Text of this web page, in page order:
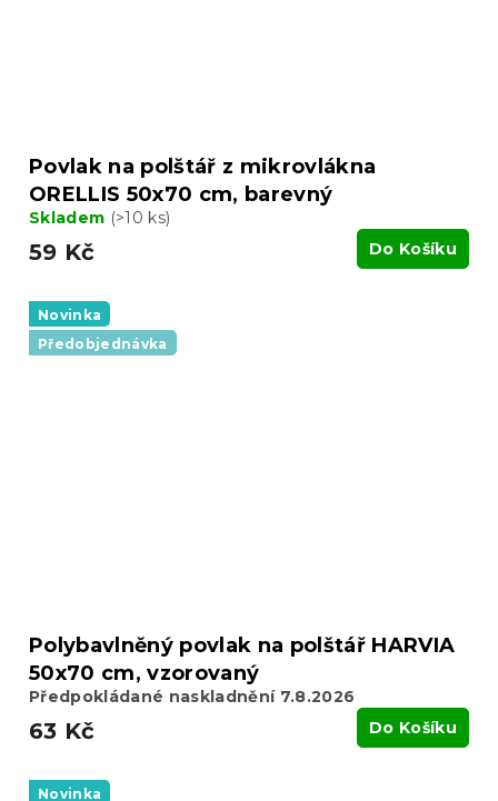
Povlak na polštář z mikrovlákna
ORELLIS 50x70 cm, barevný
Skladem (>10 ks)
59 Kč Do Košíku
Novinka
Předobjednávka
Polybavlněný povlak na polštář HARVIA
50x70 cm, vzorovaný
Předpokládané naskladnění 7.8.2026
63 Kč Do Košíku
Novinka